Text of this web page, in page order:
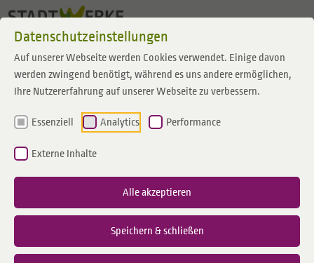
Datenschutzeinstellungen
Auf unserer Webseite werden Cookies verwendet. Einige davon
werden zwingend benötigt, während es uns andere ermöglichen,
Ihre Nutzererfahrung auf unserer Webseite zu verbessern.
Essenziell Analytics Performance
Externe Inhalte
Alle akzeptieren
Speichern & schließen
Zum Inhalt springen